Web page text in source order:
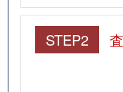
STEP2